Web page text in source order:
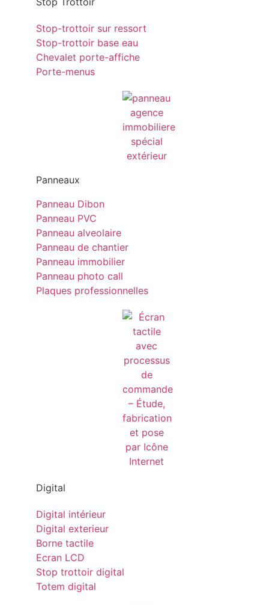
Stop-trottoir sur ressort
Stop-trottoir base eau
Chevalet porte-affiche
Porte-menus
Panneaux
Panneau Dibon
Panneau PVC
Panneau alveolaire
Panneau de chantier
Panneau immobilier
Panneau photo call
Plaques professionnelles
Digital
Digital intérieur
Digital exterieur
Borne tactile
Ecran LCD
Stop trottoir digital
Totem digital